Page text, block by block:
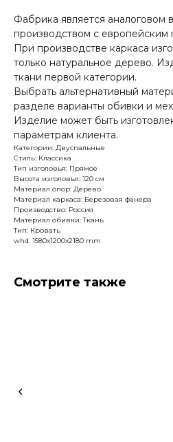
Фабрика является аналоговом
производством с
При производстве каркаса
только натуральное дерево.
ткани первой категории.
Выбрать альтернативный
разделе варианты обивки и
Изделие может быть
параметрам клиента.
Категории: Двуспальные
Стиль: Классика
Тип изголовья: Прямое
Высота изголовья: 120 см
Материал опор: Дерево
Материал каркаса: Березовая фанера
Производство: Россия
Материал обивки: Ткань
Тип: Кровать
whd: 1580x1200x2180 mm
Смотрите также